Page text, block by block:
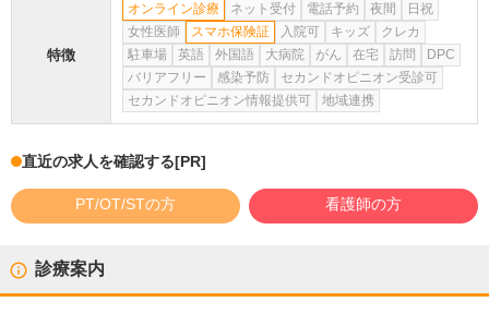
特徴
オンライン診療 ネット受付 電話予約 夜間
日祝
女性医師
スマホ保険証 入院可 キッズ
クレカ
駐車場
英語 外国語 大病院 がん 在宅 訪問
DPC
バリアフリー
感染予防
セカンドオピニオン受診可
セカンドオピニオン情報提供可
地域連携
直近の求人を確認する[PR]
PT/OT/STの方 看護師の方
診療案内